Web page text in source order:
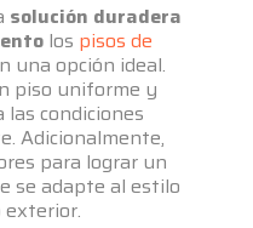
solución duradera
los pisos de
una opción ideal.
piso uniforme y
condiciones
Adicionalmente,
para lograr un
se adapte al estilo
exterior.